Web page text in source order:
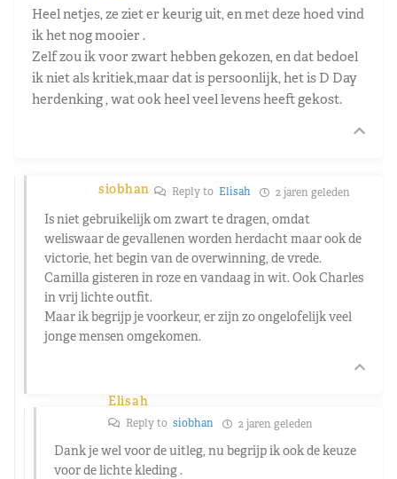
Heel netjes, ze ziet er keurig uit, en met deze hoed vind
ik het nog mooier .
Zelf zou ik voor zwart hebben gekozen, en dat bedoel
ik niet als kritiek,maar dat is persoonlijk, het is D Day
herdenking , wat ook heel veel levens heeft gekost.
siobhan Reply to Elisah 2 jaren geleden
Is niet gebruikelijk om zwart te dragen, omdat
weliswaar de gevallenen worden herdacht maar ook de
victorie, het begin van de overwinning, de vrede.
Camilla gisteren in roze en vandaag in wit. Ook Charles
in vrij lichte outfit.
Maar ik begrijp je voorkeur, er zijn zo ongelofelijk veel
jonge mensen omgekomen.
Elisah
Reply to siobhan 2 jaren geleden
Dank je wel voor de uitleg, nu begrijp ik ook de keuze
voor de lichte kleding .